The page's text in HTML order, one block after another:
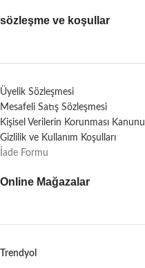
sözleşme ve koşullar
Üyelik Sözleşmesi
Mesafeli Satış Sözleşmesi
Kişisel Verilerin Korunması Kanunu
Gizlilik ve Kullanım Koşulları
İade Formu
Online Mağazalar
Trendyol